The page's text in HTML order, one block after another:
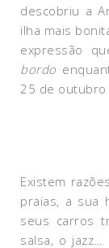
descobriu a
ilha mais
expressão
bordo
25 de outubro
Existem
praias, a sua
seus carros
salsa, o